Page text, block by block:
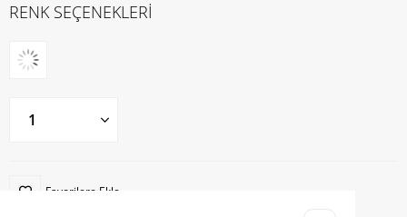
RENK SEÇENEKLERİ
Favorilere Ekle